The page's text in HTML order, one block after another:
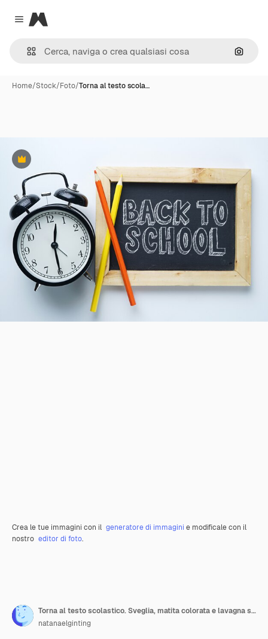
Close menu
Magnific
Cerca
Home/Stock/Foto/Torna al testo scola…
Premium
Crea le tue immagini con il generatore di immagini e modificale con il
nostro editor di foto.
Torna al testo scolastico. Sveglia, matita colorata e lavagna su sfondo bianco
natanaelginting